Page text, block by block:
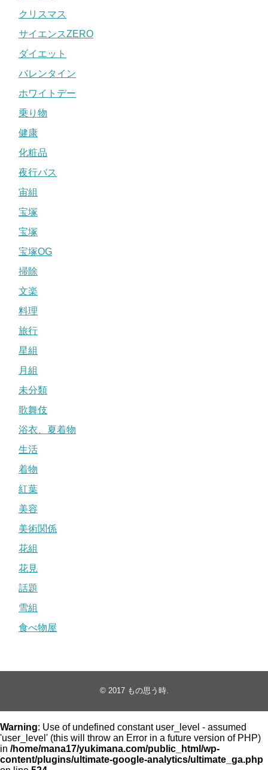
クリスマス
サイエンスZERO
ダイエット
バレンタイン
ホワイトデー
乗り物
健康
化粧品
夜行バス
宙組
宝塚
宝塚
宝塚OG
掃除
文楽
料理
旅行
星組
月組
未分類
歌舞伎
浴衣、夏着物
生活
着物
紅葉
美容
美術関係
花組
花見
話題
雪組
食べ物屋
© 2017 もの思う時.
Warning: Use of undefined constant user_level - assumed
'user_level' (this will throw an Error in a future version of PHP)
in /home/mana17/yukimana.com/public_html/wp-
content/plugins/ultimate-google-analytics/ultimate_ga.php